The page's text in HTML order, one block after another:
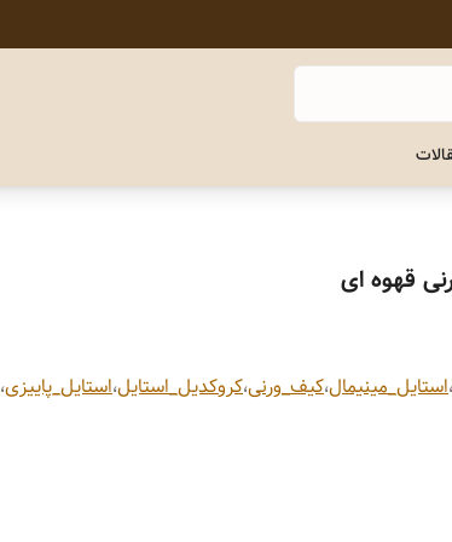
قهوه ای
،استایل_مینیمال،کیف_ورنی،کروکدیل_استایل،استایل_پاییزی،